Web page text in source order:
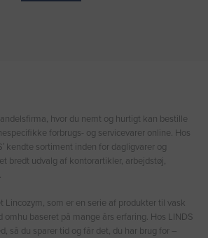
hvor du nemt og hurtigt kan bestille
forbrugs- og servicevarer online. Hos
kendte sortiment inden for dagligvarer og
bredt udvalg af kontorartikler, arbejdstøj,
Lincozym, som er en serie af produkter til vask
omhu baseret på mange års erfaring. Hos LINDS
så du sparer tid og får det, du har brug for –